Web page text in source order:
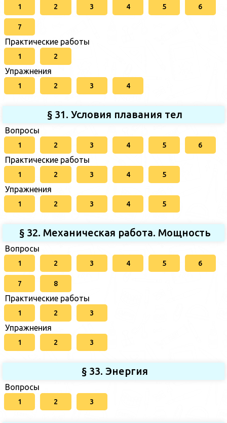
1 2 3 4 5 6
7
Практические работы
1 2
Упражнения
1 2 3 4
§ 31. Условия плавания тел
Вопросы
1 2 3 4 5 6
Практические работы
1 2 3 4 5
Упражнения
1 2 3 4 5
§ 32. Механическая работа. Мощность
Вопросы
1 2 3 4 5 6
7 8
Практические работы
1 2 3
Упражнения
1 2 3
§ 33. Энергия
Вопросы
1 2 3